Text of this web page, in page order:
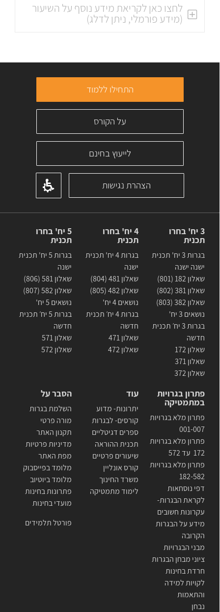
לחצו כאן לקריאת מידע נוסף על השיעור
(מידע פורמלי, ניתן לדלג)
התחילו ללמוד
על הקורס
לייעוץ בחינם
הצהרת נגישות
3 יח' בחרו
תכנית
בגרות 3 יח' תכנית
ישנה ישנה
שאלון 182 (801)
שאלון 381 (802)
שאלון 382 (803)
נושאים 3 יח'
בגרות 3 יח׳ תכנית
חדשה
שאלון 172
שאלון 371
שאלון 372
4 יח' בחרו
תכנית
בגרות 4 יח' תכנית
ישנה
שאלון 481 (804)
שאלון 482 (805)
נושאים 4 יח'
בגרות 4 יח׳ תכנית
חדשה
שאלון 471
שאלון 472
5 יח' בחרו
תכנית
בגרות 5 יח' תכנית
ישנה
שאלון 581 (806)
שאלון 582 (807)
נושאים 5 יח'
בגרות 5 יח׳ תכנית
חדשה
שאלון 571
שאלון 572
פתרון בגרויות
במתמטיקה
פתרון מלא בגרויות
001-007
פתרון מלא בגרויות
172 עד 572
פתרון מלא בגרויות
182-582
דפי נוסחאות
לקראת הבגרות-
עקרונות חשובים
מידע על הבגרות
הקרובה
מבני הבגרויות
ציוני מבחן הבגרות
חרדת בחינות
לקויות למידה
והתאמות
נבחן
עוד
יתרונות- מדוע
קורסים- לבגרות
ספרים דגיטליים
תכנית ההוראה
שיעורים פרטיים
קורס אונליין
משרד החינוך
לימוד מתמטיקה
הסבר על
השלמת בגרות
מורה פרטי
תקנון האתר
מדיניות פרטיות
מפת האתר
מלומד בפייסבוק
מלומד ביוטיוב
פתרונות בחינות
מועדי בחינות
פורטל תלמידים